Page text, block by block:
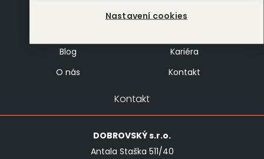
Nastavení cookies
Autoři
Blog
Kariéra
O nás
Kontakt
Kontakt
DOBROVSKÝs.r.o.
Antala Staška 511/40